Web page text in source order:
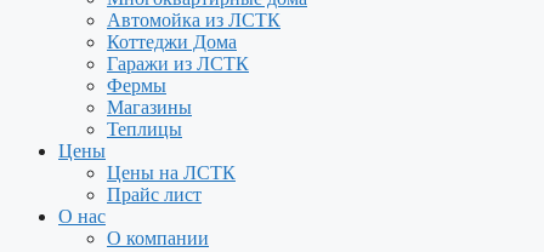
Автомойка из ЛСТК
Коттеджи Дома
Гаражи из ЛСТК
Фермы
Магазины
Теплицы
Цены
Цены на ЛСТК
Прайс лист
О нас
О компании